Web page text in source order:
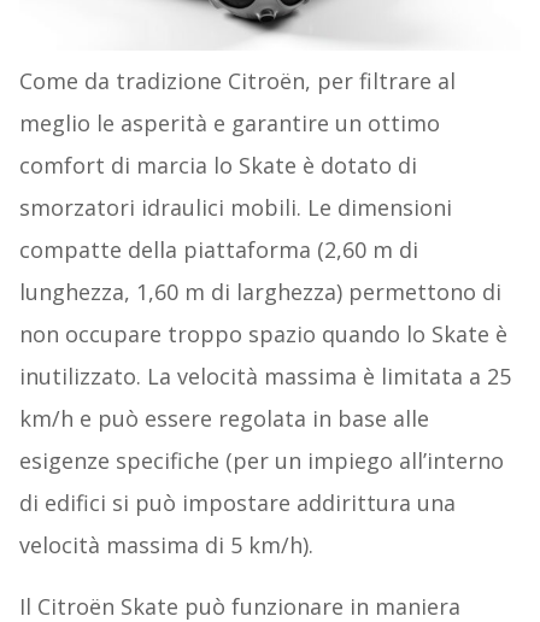
Come da tradizione Citroën, per filtrare al
meglio le asperità e garantire un ottimo
comfort di marcia lo Skate è dotato di
smorzatori idraulici mobili. Le dimensioni
compatte della piattaforma (2,60 m di
lunghezza, 1,60 m di larghezza) permettono di
non occupare troppo spazio quando lo Skate è
inutilizzato. La velocità massima è limitata a 25
km/h e può essere regolata in base alle
esigenze specifiche (per un impiego all’interno
di edifici si può impostare addirittura una
velocità massima di 5 km/h).
Il Citroën Skate può funzionare in maniera